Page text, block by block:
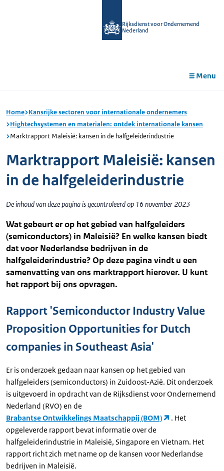
Rijksdienst voor Ondernemend
Nederland
Menu
Home Kansrijke sectoren voor internationale ondernemers
Hightechsystemen en materialen: ontdek internationale kansen
Marktrapport Maleisië: kansen in de halfgeleiderindustrie
Marktrapport Maleisië: kansen
in de halfgeleiderindustrie
De inhoud van deze pagina is gecontroleerd op 16 november 2023
Wat gebeurt er op het gebied van halfgeleiders
(semiconductors) in Maleisië? En welke kansen biedt
dat voor Nederlandse bedrijven in de
halfgeleiderindustrie? Op deze pagina vindt u een
samenvatting van ons marktrapport hierover. U kunt
het rapport bij ons opvragen.
Rapport 'Semiconductor Industry Value
Proposition Opportunities for Dutch
companies in Southeast Asia'
Er is onderzoek gedaan naar kansen op het gebied van
halfgeleiders (semiconductors) in Zuidoost-Azië. Dit onderzoek
is uitgevoerd in opdracht van de Rijksdienst voor Ondernemend
Nederland (RVO) en de
Brabantse Ontwikkelings Maatschappij (BOM)
. Het
opgeleverde rapport bevat informatie over de
halfgeleiderindustrie in Maleisië, Singapore en Vietnam. Het
rapport richt zich met name op de kansen voor Nederlandse
bedrijven in Maleisië.